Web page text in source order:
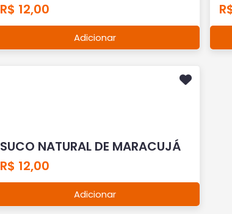
R$ 12,00
Adicionar
SUCO NATURAL DE MARACUJÁ
R$ 12,00
Adicionar